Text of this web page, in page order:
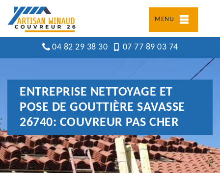
MENU
04 82 29 38 30 07 77 89 03 74
ENTREPRISE NETTOYAGE ET
POSE DE GOUTTIÈRE SAVASSE
26740: COUVREUR PAS CHER